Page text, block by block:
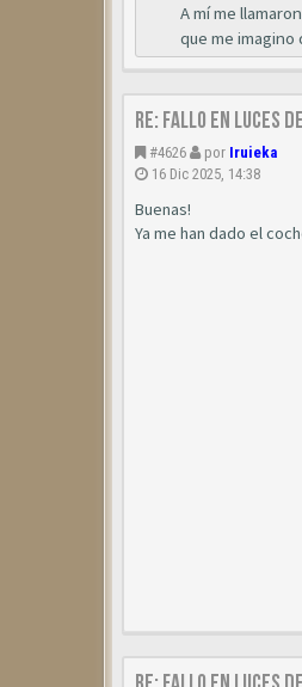
A mí me
que me imagino
Re: Fallo en luces
#4626 por Iruieka
16 Dic 2025, 14:38
Buenas!
Ya me han dado el